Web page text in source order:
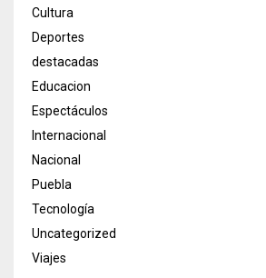
Cultura
Deportes
destacadas
Educacion
Espectáculos
Internacional
Nacional
Puebla
Tecnología
Uncategorized
Viajes